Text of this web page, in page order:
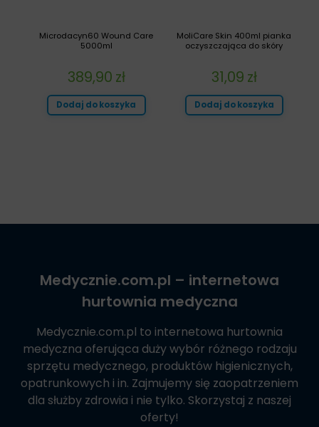
MoliCare Skin 400ml pianka
oczyszczająca do skóry
31,09 zł
Dodaj do koszyka
Microdacyn60 Wound Care
5000ml
389,90 zł
Dodaj do koszyka
Medycznie.com.pl – internetowa
hurtownia medyczna
Medycznie.com.pl to internetowa hurtownia
medyczna oferująca duży wybór różnego rodzaju
sprzętu medycznego, produktów higienicznych,
opatrunkowych i in. Zajmujemy się zaopatrzeniem
dla służby zdrowia i nie tylko. Skorzystaj z naszej
oferty!